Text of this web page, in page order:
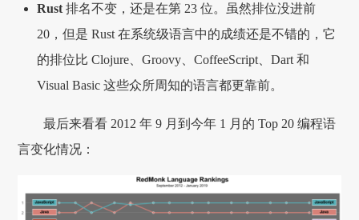
Rust 排名不变，还是在第 23 位。虽然排位没进前
20，但是 Rust 在系统级语言中的成绩还是不错的，它
的排位比 Clojure、Groovy、CoffeeScript、Dart 和
Visual Basic 这些众所周知的语言都更靠前。
最后来看看 2012 年 9 月到今年 1 月的 Top 20 编程语
言变化情况：